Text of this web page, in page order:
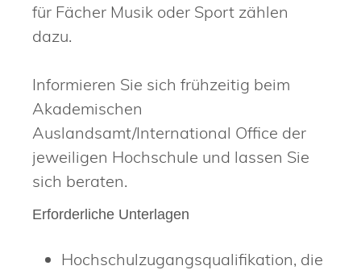
für Fächer Musik oder Sport zählen
dazu.
Informieren Sie sich frühzeitig beim
Akademischen
Auslandsamt/International Office der
jeweiligen Hochschule und lassen Sie
sich beraten.
Erforderliche Unterlagen
Hochschulzugangsqualifikation, die